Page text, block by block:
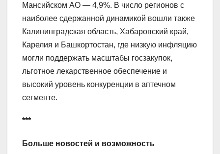
Мансийском АО — 4,9%. В число регионов с
наиболее сдержанной динамикой вошли также
Калининградская область, Хабаровский край,
Карелия и Башкортостан, где низкую инфляцию
могли поддержать масштабы госзакупок,
льготное лекарственное обеспечение и
высокий уровень конкуренции в аптечном
сегменте.
***
Больше новостей и возможность